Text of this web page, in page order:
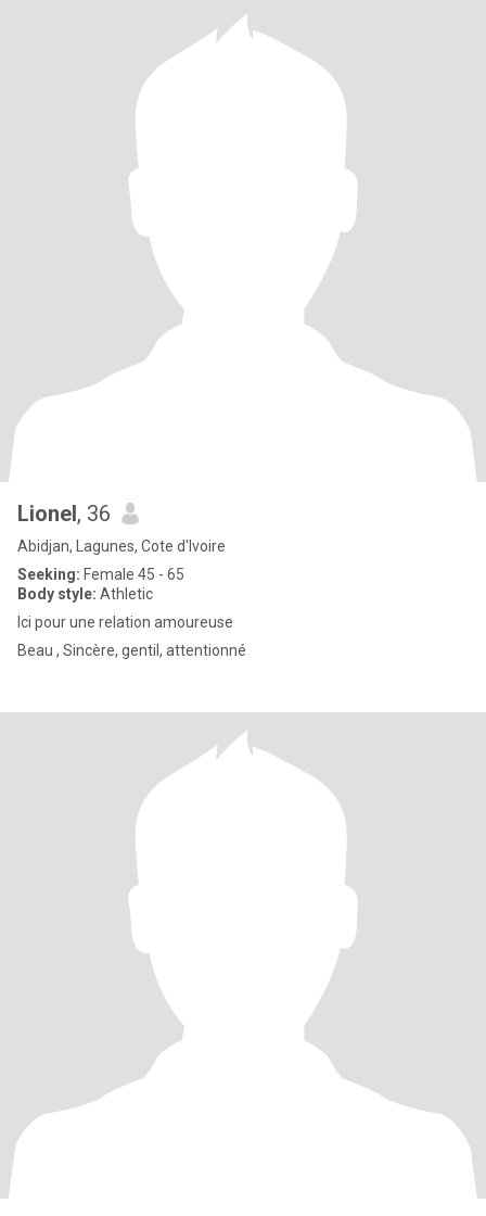
Lionel, 36
Abidjan, Lagunes, Cote d'Ivoire
Seeking: Female 45 - 65
Body style: Athletic
Ici pour une relation amoureuse
Beau , Sincère, gentil, attentionné